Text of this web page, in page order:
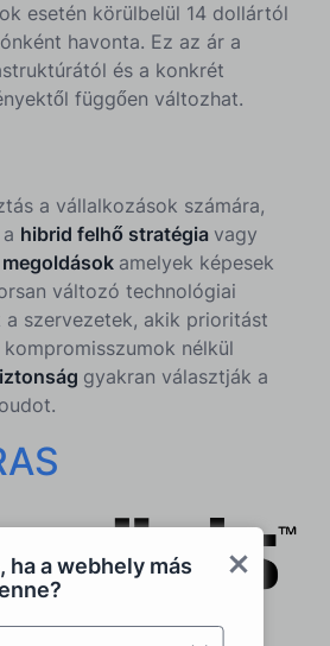
ha a webhely más
esetén körülbelül 14 dollártól
havonta. Ez az ár a
és a konkrét
függően változhat.
a vállalkozások számára,
hibrid felhő stratégia vagy
amelyek képesek
változó technológiai
szervezetek, akik prioritást
kompromisszumok nélkül
gyakran választják a